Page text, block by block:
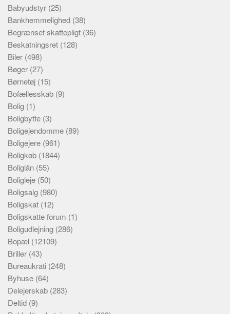
Babyudstyr (25)
Bankhemmelighed (38)
Begrænset skattepligt (36)
Beskatningsret (128)
Biler (498)
Bøger (27)
Børnetøj (15)
Bofællesskab (9)
Bolig (1)
Boligbytte (3)
Boligejendomme (89)
Boligejere (961)
Boligkøb (1844)
Boliglån (55)
Boligleje (50)
Boligsalg (980)
Boligskat (12)
Boligskatte forum (1)
Boligudlejning (286)
Bopæl (12109)
Briller (43)
Bureaukrati (248)
Byhuse (64)
Delejerskab (283)
Deltid (9)